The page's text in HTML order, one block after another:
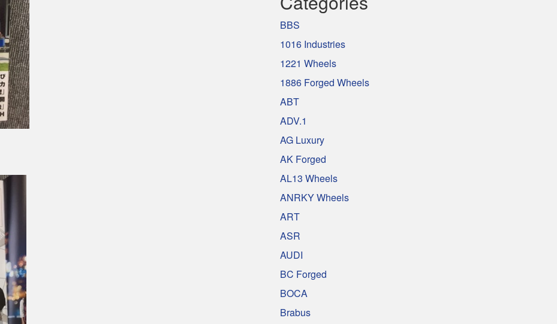
BBS
1016 Industries
1221 Wheels
1886 Forged Wheels
ABT
ADV.1
AG Luxury
AK Forged
AL13 Wheels
ANRKY Wheels
ART
ASR
AUDI
BC Forged
BOCA
Brabus